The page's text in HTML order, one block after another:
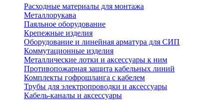
Расходные материалы для монтажа
Металлорукава
Паяльное оборудование
Крепежные изделия
Оборудование и линейная арматура для СИП
Коммутационные изделия
Металлические лотки и аксессуары к ним
Противопожарная защита кабельных линий
Комплекты гофрошланга с кабелем
Трубы для электропроводки и аксессуары
Кабель-каналы и аксессуары